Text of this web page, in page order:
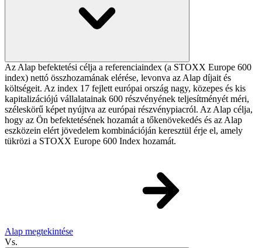
Az Alap befektetési célja a referenciaindex (a STOXX Europe 600
index) nettó összhozamának elérése, levonva az Alap díjait és
költségeit. Az index 17 fejlett európai ország nagy, közepes és kis
kapitalizációjú vállalatainak 600 részvényének teljesítményét méri,
széleskörű képet nyújtva az európai részvénypiacról. Az Alap célja,
hogy az Ön befektetésének hozamát a tőkenövekedés és az Alap
eszközein elért jövedelem kombinációján keresztül érje el, amely
tükrözi a STOXX Europe 600 Index hozamát.
Alap megtekintése
Vs.